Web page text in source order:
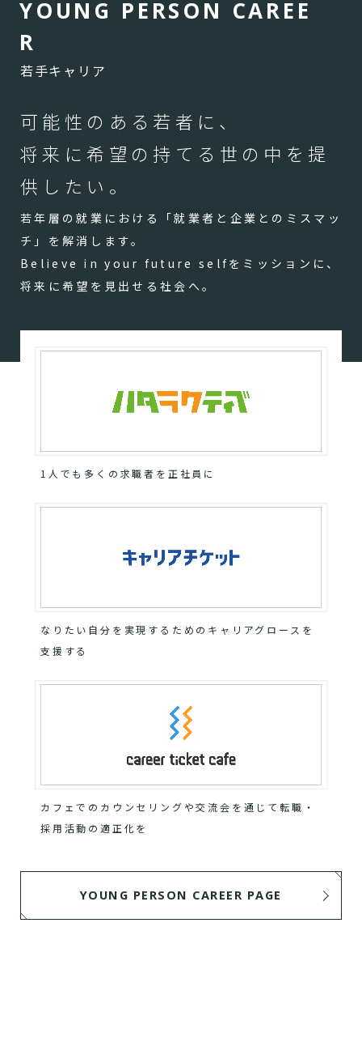
YOUN G PERSON CAREE
R
若手キャリア
可能性のある若者に、
将来に希望の持てる世の中を提
供したい。
若年層の就業における「就業者と企業とのミスマッ
チ」を解消します。
Believe in your future selfをミッションに、
将来に希望を見出せる社会へ。
1人でも多くの求職者を正社員に
なりたい自分を実現するためのキャリアグロースを
支援する
カフェでのカウンセリングや交流会を通じて転職・
採用活動の適正化を
YOUNG PERSON CAREER PAGE